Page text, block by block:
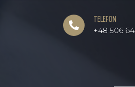
 TELEFON
+48 506